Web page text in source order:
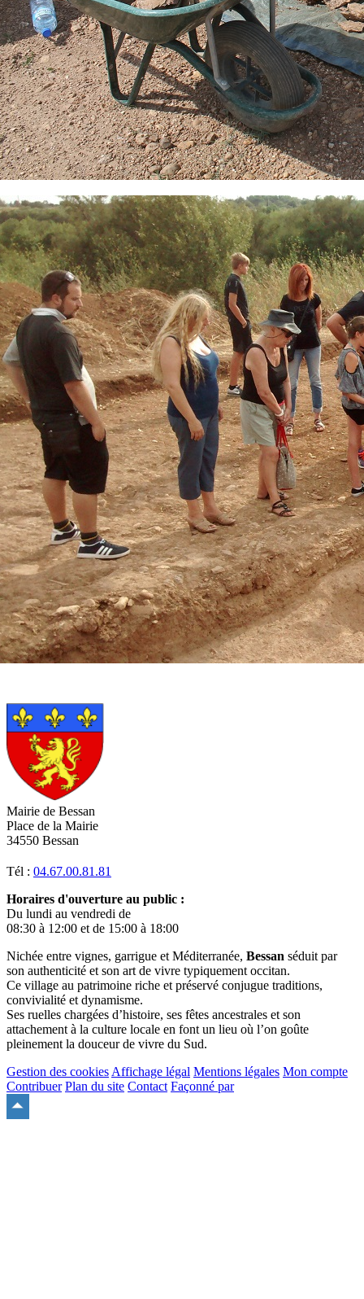
Mairie de Bessan
Place de la Mairie
34550 Bessan
Tél : 04.67.00.81.81
Horaires d'ouverture au public :
Du lundi au vendredi de
08:30 à 12:00 et de 15:00 à 18:00
Nichée entre vignes, garrigue et Méditerranée, Bessan séduit par
son authenticité et son art de vivre typiquement occitan.
Ce village au patrimoine riche et préservé conjugue traditions,
convivialité et dynamisme.
Ses ruelles chargées d’histoire, ses fêtes ancestrales et son
attachement à la culture locale en font un lieu où l’on goûte
pleinement la douceur de vivre du Sud.
Gestion des cookies Affichage légal Mentions légales Mon compte
Contribuer Plan du site Contact Façonné par